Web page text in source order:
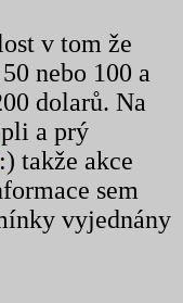
v tom že
nebo 100 a
dolarů. Na
a prý
takže akce
sem
vyjednány